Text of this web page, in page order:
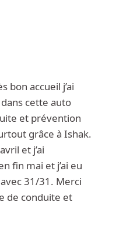
bon accueil j’ai
cette auto
et prévention
grâce à Ishak.
et j’ai
fin mai et j’ai eu
31/31. Merci
de conduite et